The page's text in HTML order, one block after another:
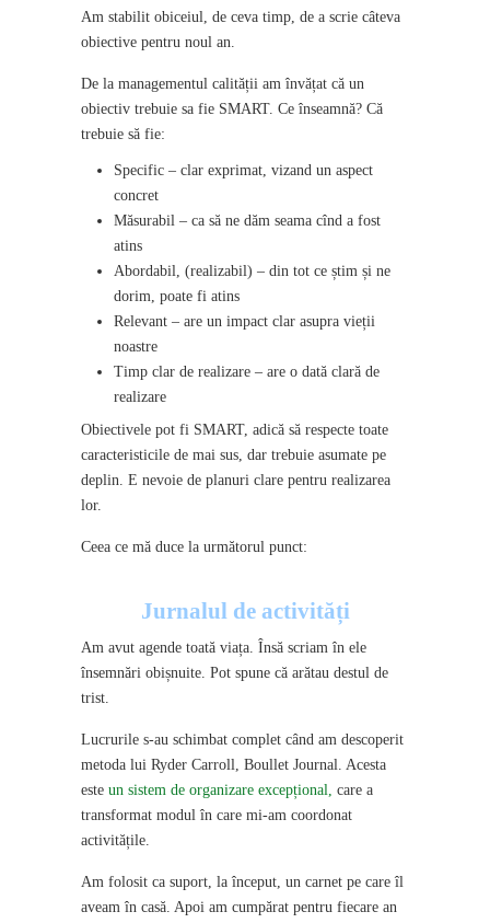
Am stabilit obiceiul, de ceva timp, de a scrie câteva
obiective pentru noul an.
De la managementul calității am învățat că un
obiectiv trebuie sa fie SMART. Ce înseamnă? Că
trebuie să fie:
Specific – clar exprimat, vizand un aspect
concret
Măsurabil – ca să ne dăm seama cînd a fost
atins
Abordabil, (realizabil) – din tot ce știm și ne
dorim, poate fi atins
Relevant – are un impact clar asupra vieții
noastre
Timp clar de realizare – are o dată clară de
realizare
Obiectivele pot fi SMART, adică să respecte toate
caracteristicile de mai sus, dar trebuie asumate pe
deplin. E nevoie de planuri clare pentru realizarea
lor.
Ceea ce mă duce la următorul punct:
Jurnalul de activități
Am avut agende toată viața. Însă scriam în ele
însemnări obișnuite. Pot spune că arătau destul de
trist.
Lucrurile s-au schimbat complet când am descoperit
metoda lui Ryder Carroll, Boullet Journal. Acesta
este un sistem de organizare excepțional, care a
transformat modul în care mi-am coordonat
activitățile.
Am folosit ca suport, la început, un carnet pe care îl
aveam în casă. Apoi am cumpărat pentru fiecare an